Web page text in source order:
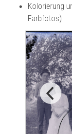
Kolorierung
Farbfotos)